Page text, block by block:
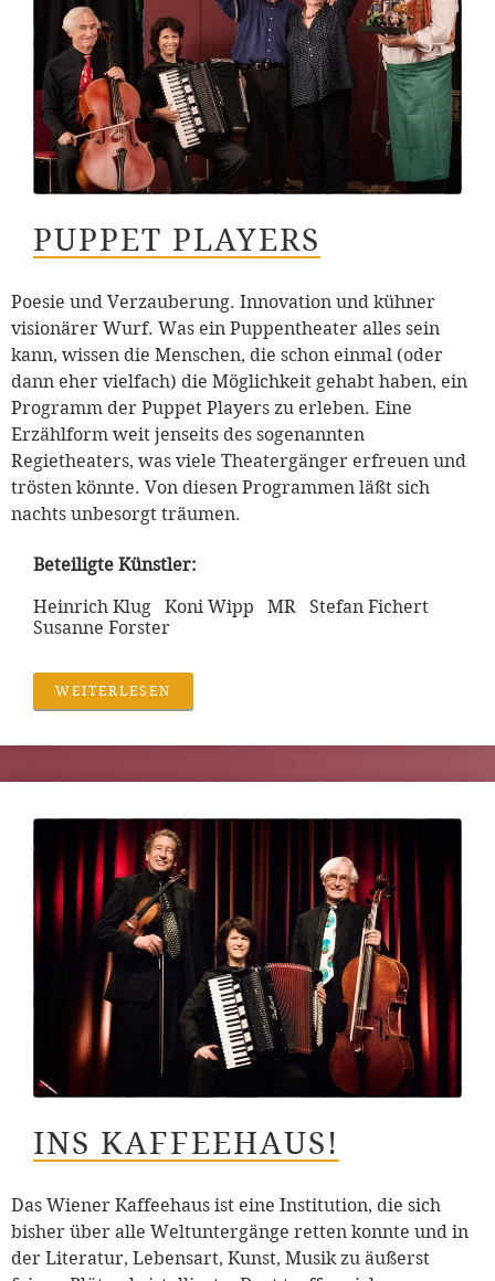
PUPPET PLAYERS
Poesie und Verzauberung. Innovation und kühner
visionärer Wurf. Was ein Puppentheater alles sein
kann, wissen die Menschen, die schon einmal (oder
dann eher vielfach) die Möglichkeit gehabt haben, ein
Programm der Puppet Players zu erleben. Eine
Erzählform weit jenseits des sogenannten
Regietheaters, was viele Theatergänger erfreuen und
trösten könnte. Von diesen Programmen läßt sich
nachts unbesorgt träumen.
Beteiligte Künstler:
Heinrich Klug Koni Wipp MR Stefan Fichert
Susanne Forster
WEITERLESEN
INS KAFFEEHAUS!
Das Wiener Kaffeehaus ist eine Institution, die sich
bisher über alle Weltuntergänge retten konnte und in
der Literatur, Lebensart, Kunst, Musik zu äußerst